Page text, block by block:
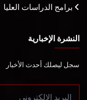
برامج الدراسات العليا
النشرة الإخبارية
سجل ليصلك أحدث الأخبار